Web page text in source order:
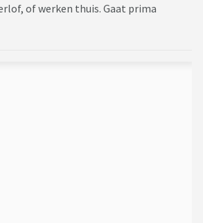
of werken thuis. Gaat prima